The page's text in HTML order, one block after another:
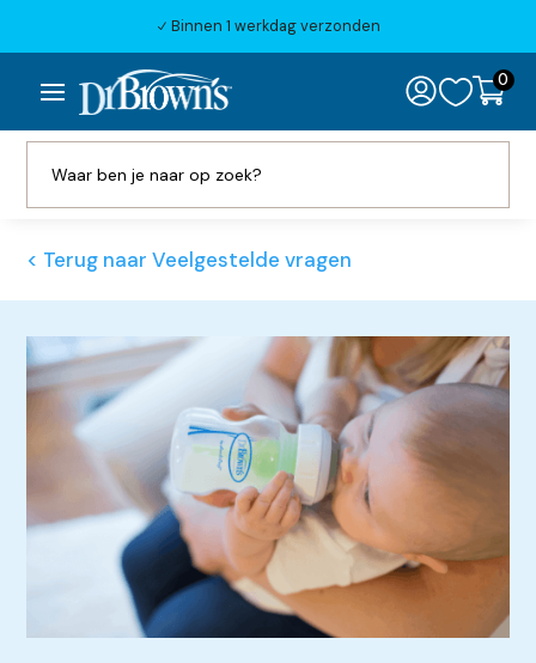
N Binnen 1 werkdag verzonden
 0
< Terug naar Veelgestelde vragen